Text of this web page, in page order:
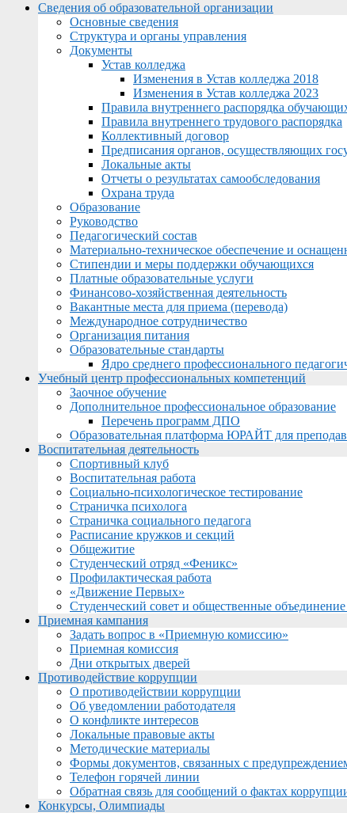
Menu
Сведения об образовательной организации
Основные сведения
Структура и органы управления
Документы
Устав колледжа
Изменения в Устав колледжа 2018
Изменения в Устав колледжа 2023
Правила внутреннего распорядка
Правила внутреннего трудового распорядка
Коллективный договор
Предписания органов, осуществляющих
Локальные акты
Отчеты о результатах самообследования
Охрана труда
Образование
Руководство
Педагогический состав
Материально-техническое обеспечение и
Стипендии и меры поддержки обучающихся
Платные образовательные услуги
Финансово-хозяйственная деятельность
Вакантные места для приема (перевода)
Международное сотрудничество
Организация питания
Образовательные стандарты
Ядро среднего профессионального
Учебный центр профессиональных компетенций
Заочное обучение
Дополнительное профессиональное образование
Перечень программ ДПО
Образовательная платформа ЮРАЙТ для
Воспитательная деятельность
Спортивный клуб
Воспитательная работа
Социально-психологическое тестирование
Страничка психолога
Страничка социального педагога
Расписание кружков и секций
Общежитие
Студенческий отряд «Феникс»
Профилактическая работа
«Движение Первых»
Студенческий совет и общественные
Приемная кампания
Задать вопрос в «Приемную комиссию»
Приемная комиссия
Дни открытых дверей
Противодействие коррупции
О противодействии коррупции
Об уведомлении работодателя
О конфликте интересов
Локальные правовые акты
Методические материалы
Формы документов, связанных с
Телефон горячей линии
Обратная связь для сообщений о фактах
Конкурсы, Олимпиады